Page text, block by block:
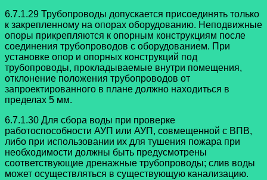
6.7.1.29 Трубопроводы допускается присоединять только
к закрепленному на опорах оборудованию. Неподвижные
опоры прикрепляются к опорным конструкциям после
соединения трубопроводов с оборудованием. При
установке опор и опорных конструкций под
трубопроводы, прокладываемые внутри помещения,
отклонение положения трубопроводов от
запроектированного в плане должно находиться в
пределах 5 мм.
6.7.1.30 Для сбора воды при проверке
работоспособности АУП или АУП, совмещенной с ВПВ,
либо при использовании их для тушения пожара при
необходимости должны быть предусмотрены
соответствующие дренажные трубопроводы; слив воды
может осуществляться в существующую канализацию.